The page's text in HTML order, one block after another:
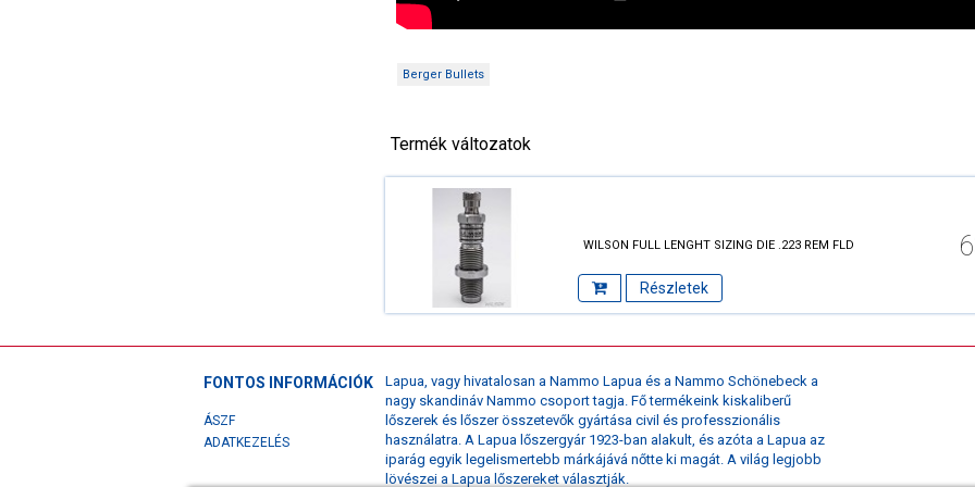
Berger Bullets
Termék változatok
WILSON FULL LENGHT SIZING DIE .223 REM FLD
Részletek
FONTOS INFORMÁCIÓK
ÁSZF
ADATKEZELÉS
Lapua, vagy hivatalosan a Nammo Lapua és a Nammo Schönebeck a
nagy skandináv Nammo csoport tagja. Fő termékeink kiskaliberű
lőszerek és lőszer összetevők gyártása civil és professzionális
használatra. A Lapua lőszergyár 1923-ban alakult, és azóta a Lapua az
iparág egyik legelismertebb márkájává nőtte ki magát. A világ legjobb
lövészei a Lapua lőszereket választják.